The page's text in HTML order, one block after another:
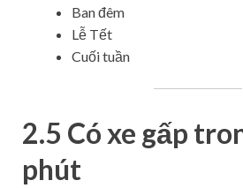
Ban đêm
Lễ Tết
Cuối tuần
2.5 Có xe gấp
phút